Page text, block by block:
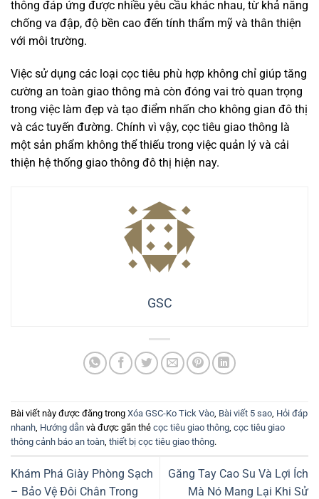
thông đáp ứng được nhiều yêu cầu khác nhau, từ khả năng
chống va đập, độ bền cao đến tính thẩm mỹ và thân thiện
với môi trường.
Việc sử dụng các loại cọc tiêu phù hợp không chỉ giúp tăng
cường an toàn giao thông mà còn đóng vai trò quan trọng
trong việc làm đẹp và tạo điểm nhấn cho không gian đô thị
và các tuyến đường. Chính vì vậy, cọc tiêu giao thông là
một sản phẩm không thể thiếu trong việc quản lý và cải
thiện hệ thống giao thông đô thị hiện nay.
GSC
Bài viết này được đăng trong Xóa GSC-Ko Tick Vào, Bài viết 5 sao, Hỏi đáp
nhanh, Hướng dẫn và được gắn thẻ cọc tiêu giao thông, cọc tiêu giao
thông cảnh báo an toàn, thiết bị cọc tiêu giao thông.
Khám Phá Giày Phòng Sạch
– Bảo Vệ Đôi Chân Trong
Găng Tay Cao Su Và Lợi Ích
Mà Nó Mang Lại Khi Sử